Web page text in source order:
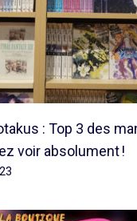
: Top 3 des
voir absolument !